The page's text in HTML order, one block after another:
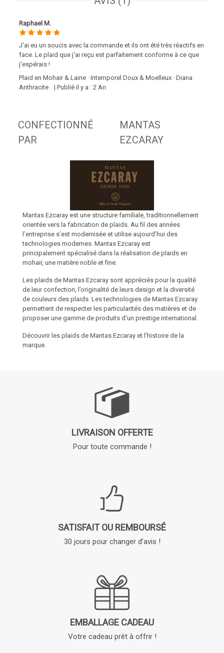
Raphael M.
J'ai eu un soucis avec la commande et ils ont été très réactifs en
face. Le plaid que j'ai reçu est parfaitement conforme à ce que
j'espérais !
Plaid en Mohair & Laine · Intemporel Doux & Moelleux · Diana
Anthracite
| Publié il y a : 2 An
CONFECTIONNÉ
PAR
MANTAS
EZCARAY
Mantas Ezcaray est une structure familiale, traditionnellement
orientée vers la fabrication de plaids. Au fil des années
l’entreprise s’est modernisée et utilise aujourd’hui des
technologies modernes. Mantas Ezcaray est
principalement spécialisé dans la réalisation de plaids en
mohair, une matière noble et fine.
Les plaids de Mantas Ezcaray sont appréciés pour la qualité
de leur confection, l’originalité de leurs design et la diversité
de couleurs des plaids. Les technologies de Mantas Ezcaray
permettent de respecter les particularités des matières et de
proposer une gamme de produits d'un prestige international.
Découvrir les plaids de Mantas Ezcaray et l'histoire de la
marque.
LIVRAISON OFFERTE
Pour toute commande !
SATISFAIT OU REMBOURSÉ
30 jours pour changer d’avis !
EMBALLAGE CADEAU
Votre cadeau prêt à offrir !